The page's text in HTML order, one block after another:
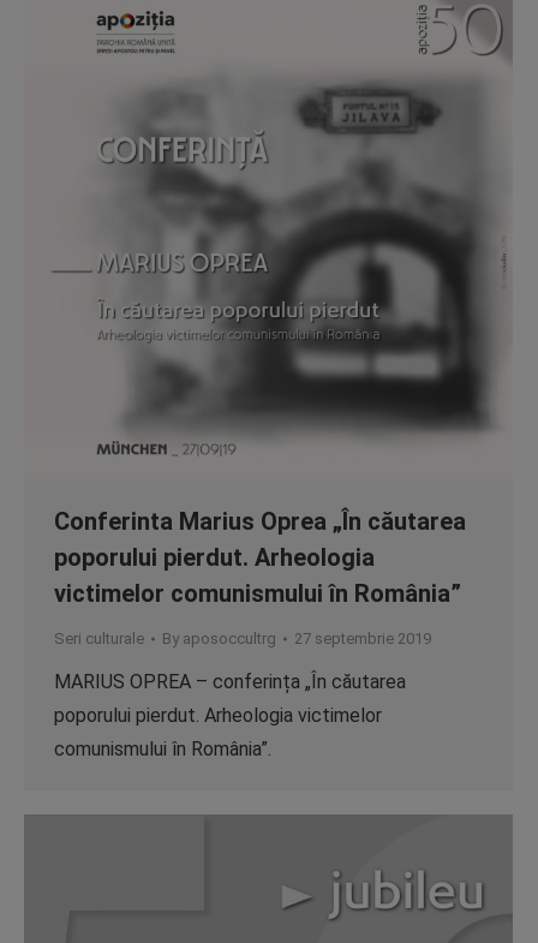
Conferinta Marius Oprea „În căutarea
poporului pierdut. Arheologia
victimelor comunismului în România”
Seri culturale By aposoccultrg 27 septembrie 2019
MARIUS OPREA – conferința „În căutarea
poporului pierdut. Arheologia victimelor
comunismului în România”.